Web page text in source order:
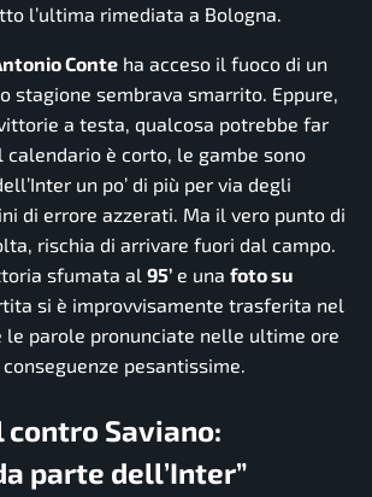
l’ultima rimediata a Bologna.
Conte ha acceso il fuoco di un
stagione sembrava smarrito. Eppure,
a testa, qualcosa potrebbe far
è corto, le gambe sono
un po’ di più per via degli
di errore azzerati. Ma il vero punto di
rischia di arrivare fuori dal campo.
sfumata al 95’ e una foto su
si è improvvisamente trasferita nel
le parole pronunciate nelle ultime ore
pesantissime.
contro Saviano:
parte dell’Inter”